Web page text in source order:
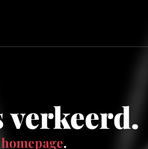
verkeerd.
homepage.